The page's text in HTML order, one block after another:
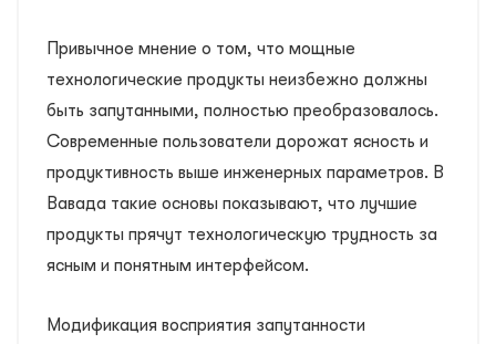
Привычное мнение о том, что мощные
технологические продукты неизбежно должны
быть запутанными, полностью преобразовалось.
Современные пользователи дорожат ясность и
продуктивность выше инженерных параметров. В
Вавада такие основы показывают, что лучшие
продукты прячут технологическую трудность за
ясным и понятным интерфейсом.
Модификация восприятия запутанности